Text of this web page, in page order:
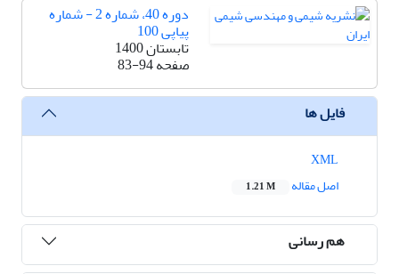
دوره 40، شماره 2 - شماره
پیاپی 100
تابستان 1400
صفحه83-94
فایل ها
اصل مقاله
1.21 M
هم رسانی